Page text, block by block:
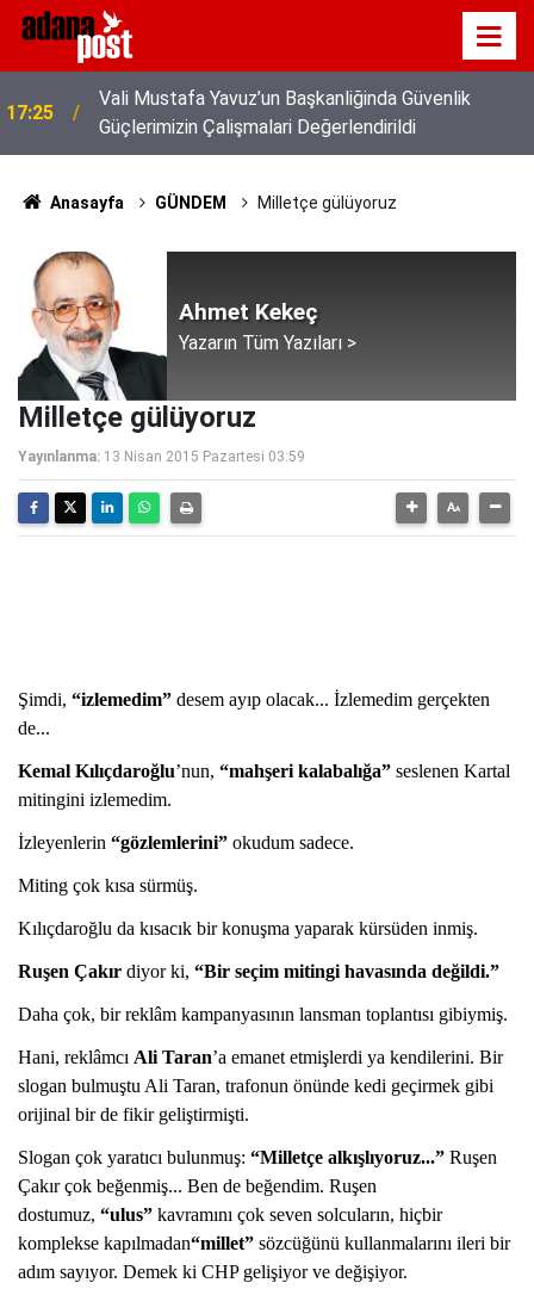
17:25
Vali Mustafa Yavuz’un Başkanliğinda Güvenlik
Güçlerimizin Çalişmalari Değerlendirildi
Anasayfa GÜNDEM Milletçe gülüyoruz
Ahmet Kekeç
Yazarın Tüm Yazıları >
Milletçe gülüyoruz
Yayınlanma: 13 Nisan 2015 Pazartesi 03:59
Şimdi, “izlemedim” desem ayıp olacak... İzlemedim gerçekten
de...
Kemal Kılıçdaroğlu’nun, “mahşeri kalabalığa” seslenen Kartal
mitingini izlemedim.
İzleyenlerin “gözlemlerini” okudum sadece.
Miting çok kısa sürmüş.
Kılıçdaroğlu da kısacık bir konuşma yaparak kürsüden inmiş.
Ruşen Çakır diyor ki, “Bir seçim mitingi havasında değildi.”
Daha çok, bir reklâm kampanyasının lansman toplantısı gibiymiş.
Hani, reklâmcı Ali Taran’a emanet etmişlerdi ya kendilerini. Bir
slogan bulmuştu Ali Taran, trafonun önünde kedi geçirmek gibi
orijinal bir de fikir geliştirmişti.
Slogan çok yaratıcı bulunmuş: “Milletçe alkışlıyoruz...” Ruşen
Çakır çok beğenmiş... Ben de beğendim. Ruşen
dostumuz, “ulus” kavramını çok seven solcuların, hiçbir
komplekse kapılmadan“millet” sözcüğünü kullanmalarını ileri bir
adım sayıyor. Demek ki CHP gelişiyor ve değişiyor.